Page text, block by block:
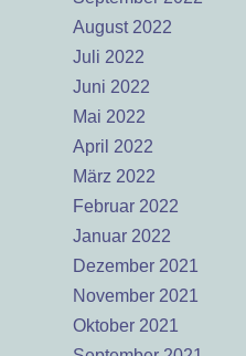
August 2022
Juli 2022
Juni 2022
Mai 2022
April 2022
März 2022
Februar 2022
Januar 2022
Dezember 2021
November 2021
Oktober 2021